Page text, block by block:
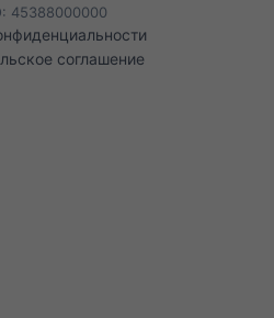
45388000000
соглашение